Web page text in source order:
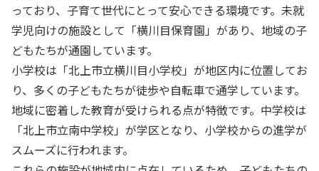
っており、子育て世代にとって安心できる環境です。未就
学児向けの施設として「横川目保育園」があり、地域の子
どもたちが通園しています。
小学校は「北上市立横川目小学校」が地区内に位置してお
り、多くの子どもたちが徒歩や自転車で通学しています。
地域に密着した教育が受けられる点が特徴です。中学校は
「北上市立南中学校」が学区となり、小学校からの進学が
スムーズに行われます。